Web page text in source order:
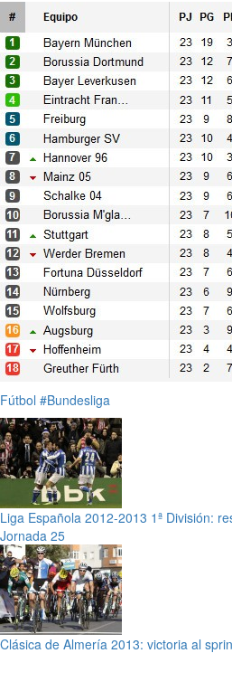
Fútbol #Bundesliga
Liga Española 2012-2013 1ª División:
Jornada 25
Clásica de Almería 2013: victoria al